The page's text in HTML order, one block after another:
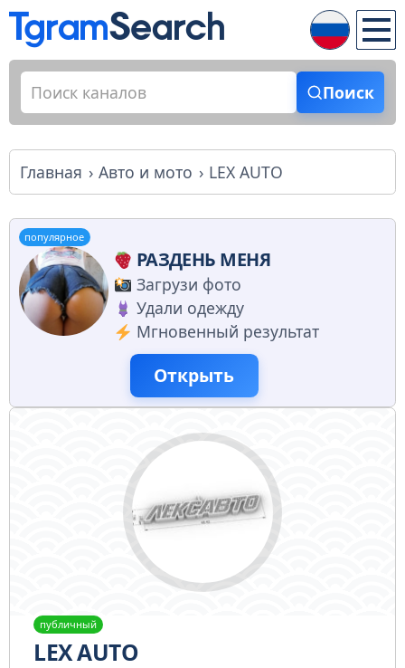
Поиск
Главная Авто и мото LEX AUTO
популярное
РАЗДЕНЬ МЕНЯ
Загрузи фото
Удали одежду
Мгновенный результат
Открыть
публичный
LEX AUTO